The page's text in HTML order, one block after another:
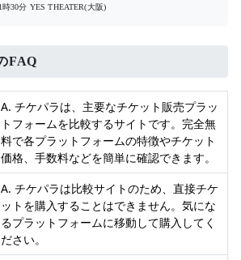
時30分 YES THEATER(大阪)
FAQ
A. チケパラは、主要なチケット販売プラッ
トフォームを比較するサイトです。完全無
料で各プラットフォームの特徴やチケット
価格、手数料などを簡単に確認できます。
A. チケパラは比較サイトのため、直接チケ
ットを購入することはできません。気にな
るプラットフォームに移動して購入してく
ださい。